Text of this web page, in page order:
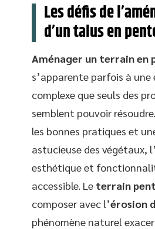
Les défis de
d’un talus en
Aménager un terrain en
s’apparente parfois à
complexe que seuls des
semblent pouvoir
les bonnes pratiques et
astucieuse des végétaux,
esthétique et
accessible. Le terrain
composer avec l’érosion
phénomène naturel